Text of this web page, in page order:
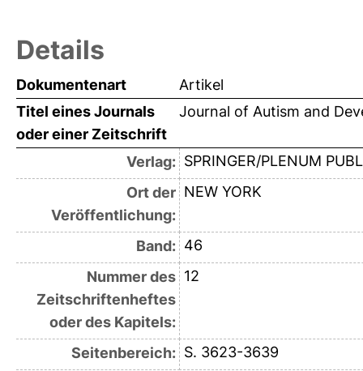
Details
Dokumentenart
Artikel
Titel eines Journals
oder einer Zeitschrift
Journal of Autism and
Verlag: SPRINGER/PLENUM
Ort der
Veröffentlichung:
NEW YORK
Band: 46
Nummer des
Zeitschriftenheftes
oder des Kapitels:
12
Seitenbereich: S. 3623-3639